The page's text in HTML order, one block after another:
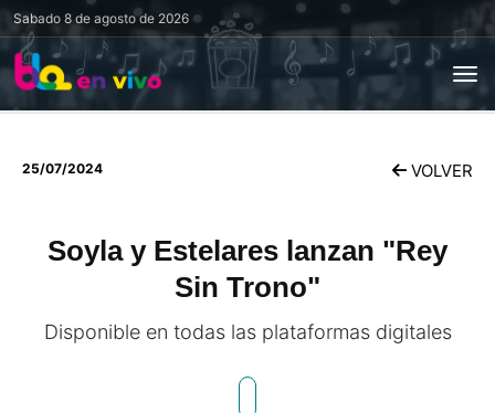
Sabado 8 de agosto de 2026
25/07/2024 VOLVER
Soyla y Estelares lanzan "Rey
Sin Trono"
Disponible en todas las plataformas digitales